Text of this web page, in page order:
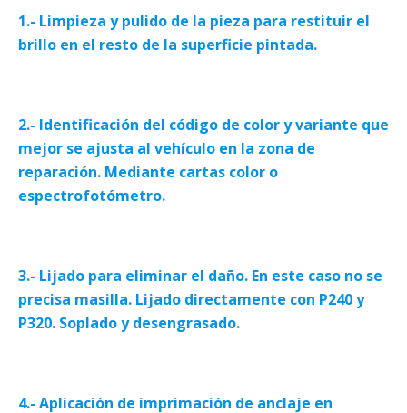
1.- Limpieza y pulido de la pieza para restituir el
brillo en el resto de la superficie pintada.
2.- Identificación del código de color y variante que
mejor se ajusta al vehículo en la zona de
reparación. Mediante cartas color o
espectrofotómetro.
3.- Lijado para eliminar el daño. En este caso no se
precisa masilla. Lijado directamente con P240 y
P320. Soplado y desengrasado.
4.- Aplicación de imprimación de anclaje en